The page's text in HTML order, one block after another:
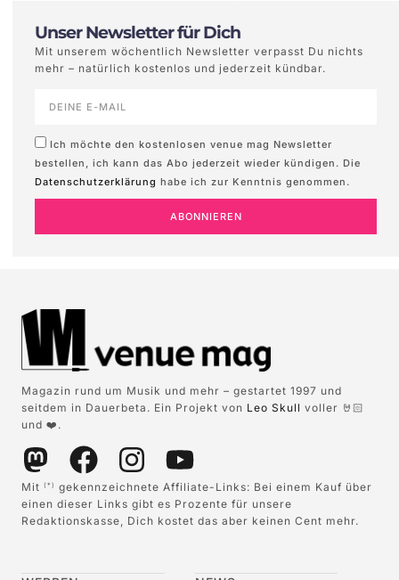
Unser Newsletter für Dich
Mit unserem wöchentlich Newsletter verpasst Du nichts
mehr – natürlich kostenlos und jederzeit kündbar.
Ich möchte den kostenlosen venue mag Newsletter
bestellen, ich kann das Abo jederzeit wieder kündigen. Die
Datenschutzerklärung habe ich zur Kenntnis genommen.
ABONNIEREN
Magazin rund um Musik und mehr – gestartet 1997 und
seitdem in Dauerbeta. Ein Projekt von Leo Skull voller 🤘🏻
und ❤️.
Mit (*)
gekennzeichnete Affiliate-Links: Bei einem Kauf über
einen dieser Links gibt es Prozente für unsere
Redaktionskasse, Dich kostet das aber keinen Cent mehr.